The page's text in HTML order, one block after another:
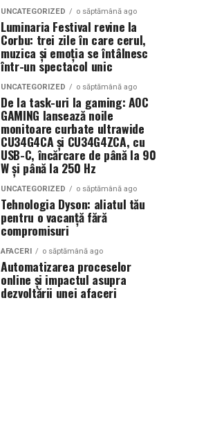
UNCATEGORIZED o săptămână ago
Luminaria Festival revine la
Corbu: trei zile în care cerul,
muzica și emoția se întâlnesc
într-un spectacol unic
UNCATEGORIZED o săptămână ago
De la task-uri la gaming: AOC
GAMING lansează noile
monitoare curbate ultrawide
CU34G4CA și CU34G4ZCA, cu
USB-C, încărcare de până la 90
W și până la 250 Hz
UNCATEGORIZED o săptămână ago
Tehnologia Dyson: aliatul tău
pentru o vacanță fără
compromisuri
AFACERI o săptămână ago
Automatizarea proceselor
online și impactul asupra
dezvoltării unei afaceri